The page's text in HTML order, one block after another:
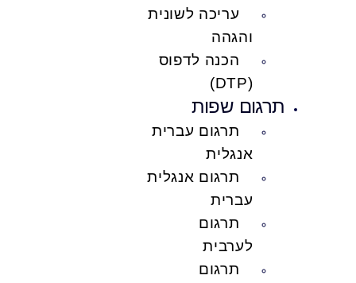
עריכה לשונית
והגהה
הכנה לדפוס
(DTP)
תרגום שפות
תרגום עברית
אנגלית
תרגום אנגלית
עברית
תרגום
לערבית
תרגום